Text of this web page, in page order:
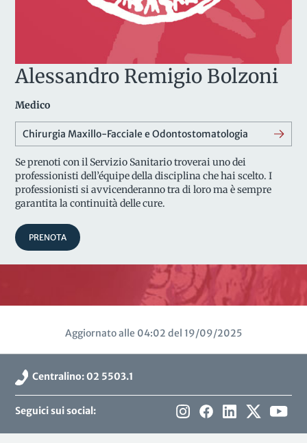
Alessandro Remigio Bolzoni
Medico
Chirurgia Maxillo-Facciale e Odontostomatologia
Se prenoti con il Servizio Sanitario troverai uno dei
professionisti dell’équipe della disciplina che hai scelto. I
professionisti si avvicenderanno tra di loro ma è sempre
garantita la continuità delle cure.
PRENOTA
Aggiornato alle 04:02 del 19/09/2025
Centralino: 02 5503.1
Seguici sui social: